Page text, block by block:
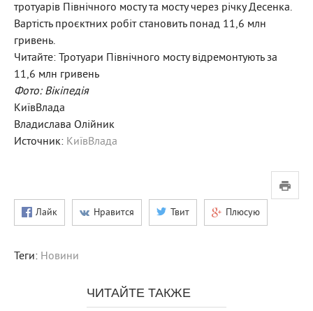
тротуарів Північного мосту та мосту через річку Десенка.
Вартість проєктних робіт становить понад 11,6 млн
гривень.
Читайте: Тротуари Північного мосту відремонтують за
11,6 млн гривень
Фото: Вікіпедія
КиївВлада
Владислава Олійник
Источник: КиївВлада
Лайк Нравится Твит Плюсую
Теги: Новини
ЧИТАЙТЕ ТАКЖЕ